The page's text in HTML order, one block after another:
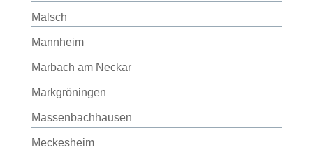
Malsch
Mannheim
Marbach am Neckar
Markgröningen
Massenbachhausen
Meckesheim